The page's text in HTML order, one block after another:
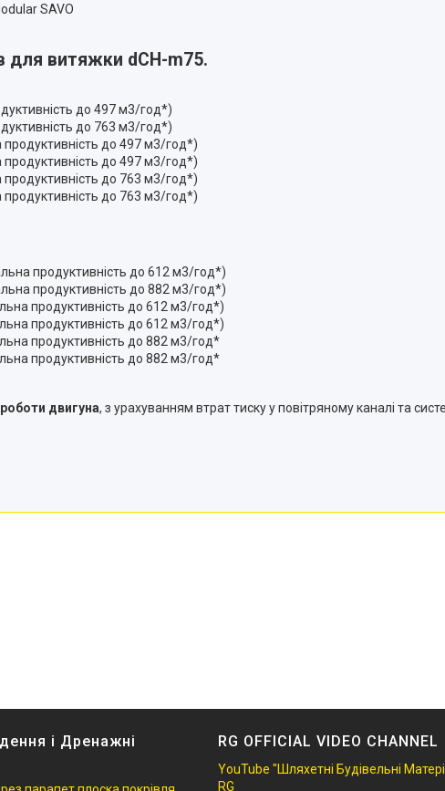
SAVO
для витяжки dCH-m75.
до 497 м3/год*)
до 763 м3/год*)
до 497 м3/год*)
до 497 м3/год*)
до 763 м3/год*)
до 763 м3/год*)
продуктивність до 612 м3/год*)
продуктивність до 882 м3/год*)
продуктивність до 612 м3/год*)
продуктивність до 612 м3/год*)
продуктивність до 882 м3/год*
продуктивність до 882 м3/год*
двигуна, з урахуванням втрат тиску у повітряному каналі та
і Дренажні RG OFFICIAL VIDEO CHANNEL
YouTube "Шляхетні Будівельні
RG